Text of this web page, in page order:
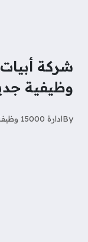
شركة
وظيفية
Byادارة 15000 وظيفة